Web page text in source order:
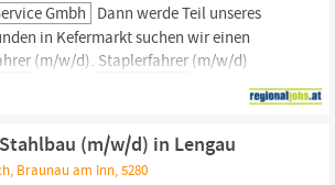
Gmbh Dann werde Teil unseres
in Kefermarkt suchen wir einen
(m/w/d). Staplerfahrer (m/w/d)
und Entladen von LKWs sowie
und MaterialienMitwirkung bei Inventuren
(m/w/d) in Lengau
Braunau am Inn, 5280